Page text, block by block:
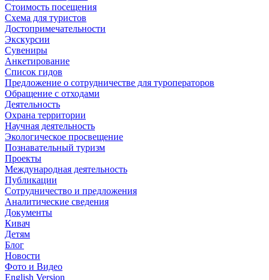
Стоимость посещения
Схема для туристов
Достопримечательности
Экскурсии
Сувениры
Анкетирование
Список гидов
Предложение о сотрудничестве для туроператоров
Обращение с отходами
Деятельность
Охрана территории
Научная деятельность
Экологическое просвещение
Познавательный туризм
Проекты
Международная деятельность
Публикации
Сотрудничество и предложения
Аналитические сведения
Документы
Кивач
Детям
Блог
Новости
Фото и Видео
English Version